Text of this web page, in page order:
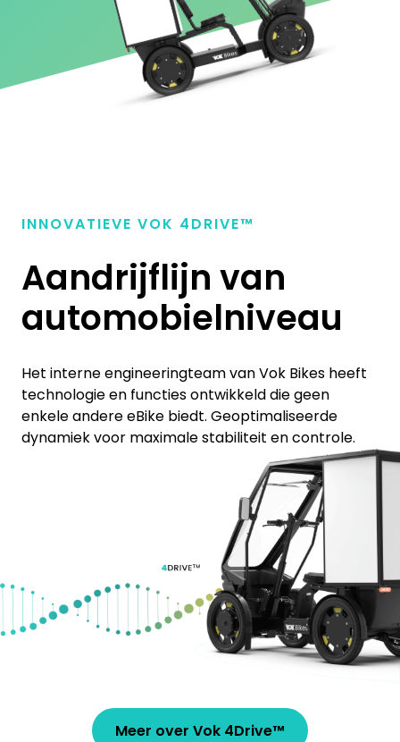
INNOVATIEVE VOK 4DRIVE™
Aandrijflijn van
automobielniveau
Het interne engineeringteam van Vok Bikes heeft
technologie en functies ontwikkeld die geen
enkele andere eBike biedt. Geoptimaliseerde
dynamiek voor maximale stabiliteit en controle.
Meer over Vok 4Drive™